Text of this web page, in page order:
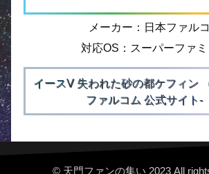
メーカー：日本ファル
対応OS：スーパーファ
イースⅤ 失われた砂の都ケフィン
ファルコム 公式サイト-
© 天門ファンの集い 2023 All